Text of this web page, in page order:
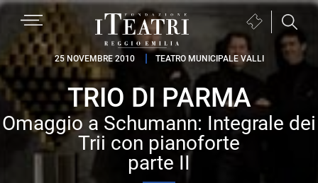
Passa
navigazione
primaria
Passa
contenuto
principale
Passa
di
pagina
Fondazione
I
Teatri
Reggio
Emilia
Biglietteria
apre
in
una
nuova
finestra)
25 NOVEMBRE 2010 TEATRO MUNICIPALE VALLI
TRIO DI PARMA
Omaggio a Schumann: Integrale dei
Trii con pianoforte
parte II